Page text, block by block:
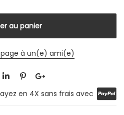
à un(e) ami(e)
en 4X sans frais avec